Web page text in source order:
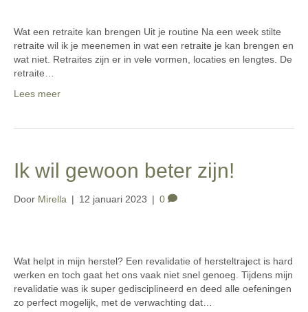
Wat een retraite kan brengen Uit je routine Na een week stilte
retraite wil ik je meenemen in wat een retraite je kan brengen en
wat niet. Retraites zijn er in vele vormen, locaties en lengtes. De
retraite…
Lees meer
Ik wil gewoon beter zijn!
Door Mirella | 12 januari 2023 | 0
Wat helpt in mijn herstel? Een revalidatie of hersteltraject is hard
werken en toch gaat het ons vaak niet snel genoeg. Tijdens mijn
revalidatie was ik super gedisciplineerd en deed alle oefeningen
zo perfect mogelijk, met de verwachting dat…